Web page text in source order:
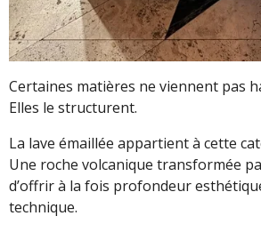
Certaines matières ne viennent pas
Elles le structurent.
La lave émaillée appartient à cette
Une roche volcanique transformée
d’offrir à la fois profondeur
technique.